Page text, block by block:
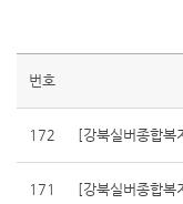
번호
172 [강북실버종합
171 [강북실버종합